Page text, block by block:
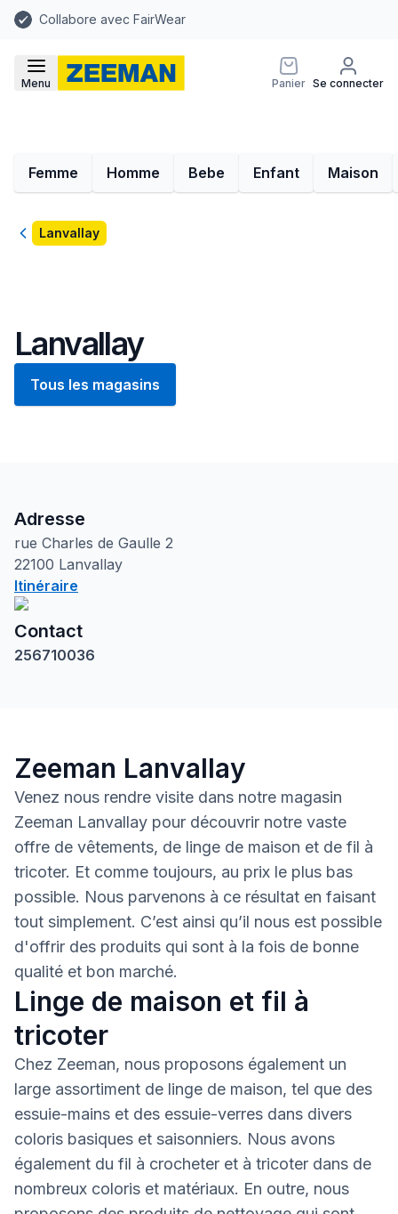
Collabore avec FairWear
Menu Panier Se connecter
Femme Homme Bebe Enfant Maison
RetourLanvallay
Lanvallay
Tous les magasins
Adresse
rue Charles de Gaulle 2
22100 Lanvallay
Itinéraire
Contact
256710036
Zeeman Lanvallay
Venez nous rendre visite dans notre magasin
Zeeman Lanvallay pour découvrir notre vaste
offre de vêtements, de linge de maison et de fil à
tricoter. Et comme toujours, au prix le plus bas
possible. Nous parvenons à ce résultat en faisant
tout simplement. C’est ainsi qu’il nous est possible
d'offrir des produits qui sont à la fois de bonne
qualité et bon marché.
Linge de maison et fil à
tricoter
Chez Zeeman, nous proposons également un
large assortiment de linge de maison, tel que des
essuie-mains et des essuie-verres dans divers
coloris basiques et saisonniers. Nous avons
également du fil à crocheter et à tricoter dans de
nombreux coloris et matériaux. En outre, nous